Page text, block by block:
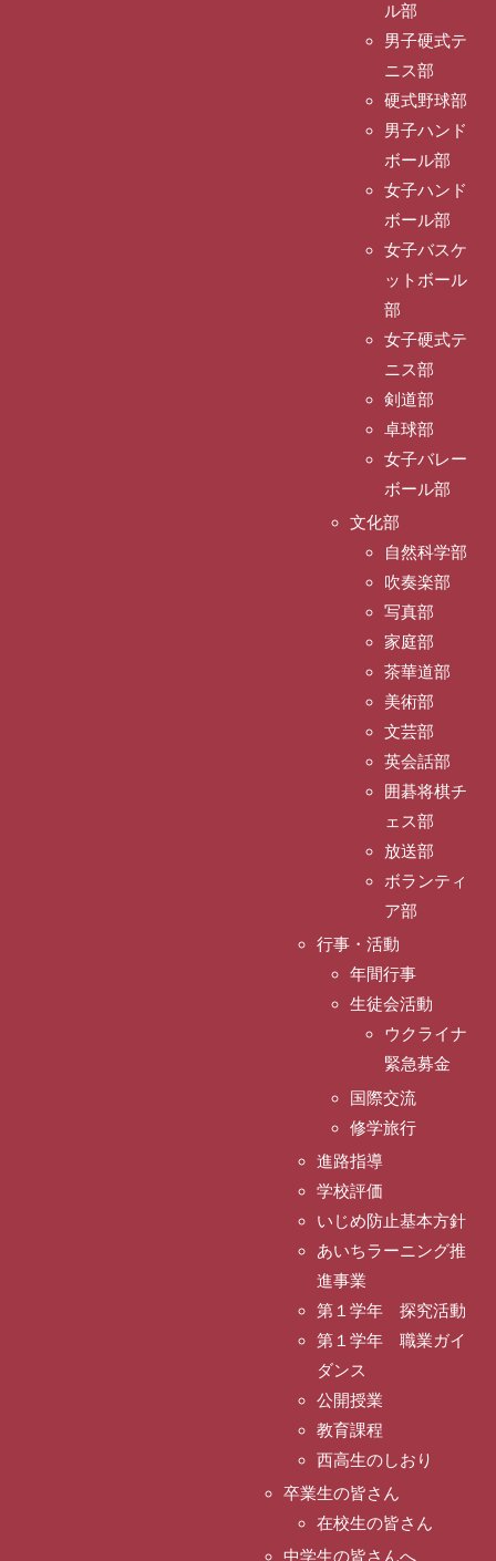
ル部
男子硬式テ
ニス部
硬式野球部
男子ハンド
ボール部
女子ハンド
ボール部
女子バスケ
ットボール
部
女子硬式テ
ニス部
剣道部
卓球部
女子バレー
ボール部
文化部
自然科学部
吹奏楽部
写真部
家庭部
茶華道部
美術部
文芸部
英会話部
囲碁将棋チ
ェス部
放送部
ボランティ
ア部
行事・活動
年間行事
生徒会活動
ウクライナ
緊急募金
国際交流
修学旅行
進路指導
学校評価
いじめ防止基本方針
あいちラーニング推
進事業
第１学年 探究活動
第１学年 職業ガイ
ダンス
公開授業
教育課程
西高生のしおり
卒業生の皆さん
在校生の皆さん
中学生の皆さんへ